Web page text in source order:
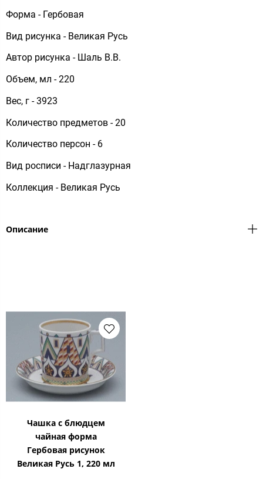
Форма - Гербовая
Вид рисунка - Великая Русь
Автор рисунка - Шаль В.В.
Объем, мл - 220
Вес, г - 3923
Количество предметов - 20
Количество персон - 6
Вид росписи - Надглазурная
Коллекция - Великая Русь
Описание
Чашка с блюдцем
чайная форма
Гербовая рисунок
Великая Русь 1, 220 мл